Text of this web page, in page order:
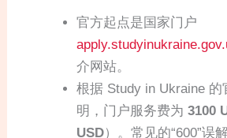
官方起点是国家门户
介网站。
根据 Study in Ukraine 的
明，门户服务费为3100
USD）。常见的“600”误